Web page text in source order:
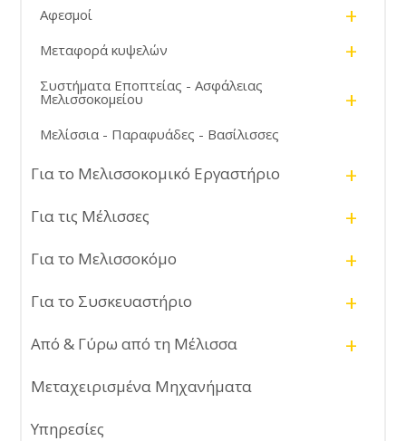
Αφεσμοί +
Μεταφορά κυψελών +
Συστήματα Εποπτείας - Ασφάλειας
Μελισσοκομείου +
Μελίσσια - Παραφυάδες - Βασίλισσες
Για το Μελισσοκομικό Εργαστήριο +
Για τις Μέλισσες +
Για το Μελισσοκόμο +
Για το Συσκευαστήριο +
Από & Γύρω από τη Μέλισσα +
Μεταχειρισμένα Μηχανήματα
Υπηρεσίες